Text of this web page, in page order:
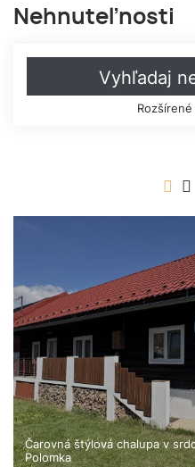
Nehnuteľnosti
Vyhľadaj
Čarovná štýlová chalupa v
Polomka